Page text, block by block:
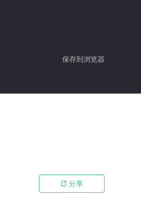
保存到浏览器
 分享